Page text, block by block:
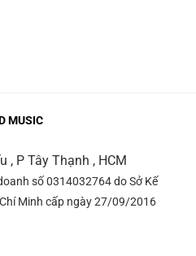
MUSIC
, P Tây Thạnh , HCM
số 0314032764 do Sở Kế
Minh cấp ngày 27/09/2016